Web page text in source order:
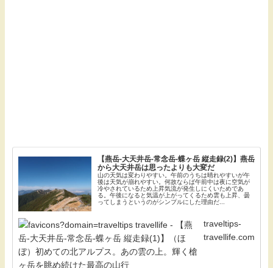
【燕岳-大天井岳-常念岳-蝶ヶ岳 縦走録(2)】燕岳
から大天井岳は思ったよりも大変だ
山の天気は変わりやすい。午前のうちは晴れやすいが午
後は天気が崩れやすい。何故ならば午前中は夜に空気が
冷やされているため上昇気流が発生しにくいためであ
る。午後になると気温が上がってくるため雲も上昇、曇
ってしまうというのがシンプルにした理由だ...
traveltips-
travellife.com